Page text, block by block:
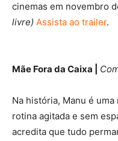
cinemas em novembro
livre) Assista ao trailer.
Mãe Fora da Caixa |
Na história, Manu é
rotina agitada e sem
acredita que tudo